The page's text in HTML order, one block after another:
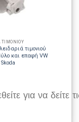
ΤΙΜΟΝΙΟΥ
τιμονιού
και επαφή VW
για να δείτε